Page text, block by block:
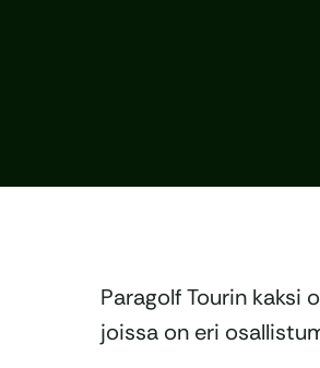
Paragolf Tourin kaksi
joissa on eri